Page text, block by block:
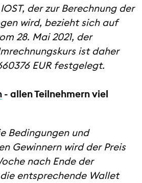
der zur Berechnung der
wird, bezieht sich auf
28. Mai 2021, der
ist daher
EUR festgelegt.
- allen Teilnehmern viel
Bedingungen und
Gewinnern wird der Preis
nach Ende der
entsprechende Wallet